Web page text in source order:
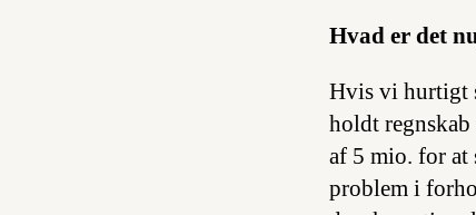
Hvad er det
Hvis vi hurtigt
holdt
af 5 mio. for at
problem i